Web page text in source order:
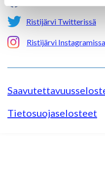
Ristijärvi Twitterissä
Ristijärvi Instagramissa
Tietosuojaselosteet